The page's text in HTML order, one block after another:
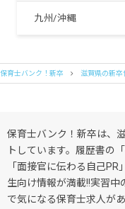
九州/沖縄
保育士バンク！新卒 滋賀県の新卒
保育士バンク！新卒は、
トしています。履歴書の
「面接官に伝わる自己
生向け情報が満載!!実習
で気になる保育士求人が